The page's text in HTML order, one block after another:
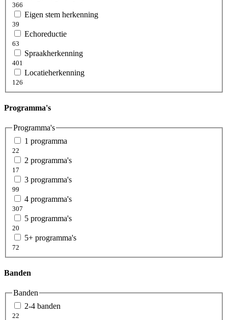
366
Eigen stem herkenning
39
Echoreductie
63
Spraakherkenning
401
Locatieherkenning
126
Programma's
Programma's
1 programma
22
2 programma's
17
3 programma's
99
4 programma's
307
5 programma's
20
5+ programma's
72
Banden
Banden
2-4 banden
22